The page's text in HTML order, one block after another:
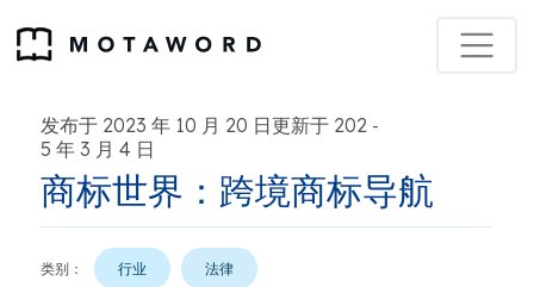
发布于 2023 年 10 月 20 日更新于 202 -
5 年 3 月 4 日
商标世界：跨境商标导航
类别： 行业 法律